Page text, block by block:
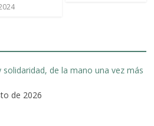
solidaridad, de la mano una vez más
de 2026